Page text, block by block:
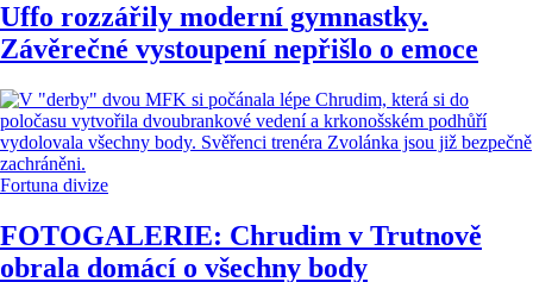
Uffo rozzářily moderní gymnastky.
Závěrečné vystoupení nepřišlo o emoce
Fortuna divize
FOTOGALERIE: Chrudim v Trutnově
obrala domácí o všechny body